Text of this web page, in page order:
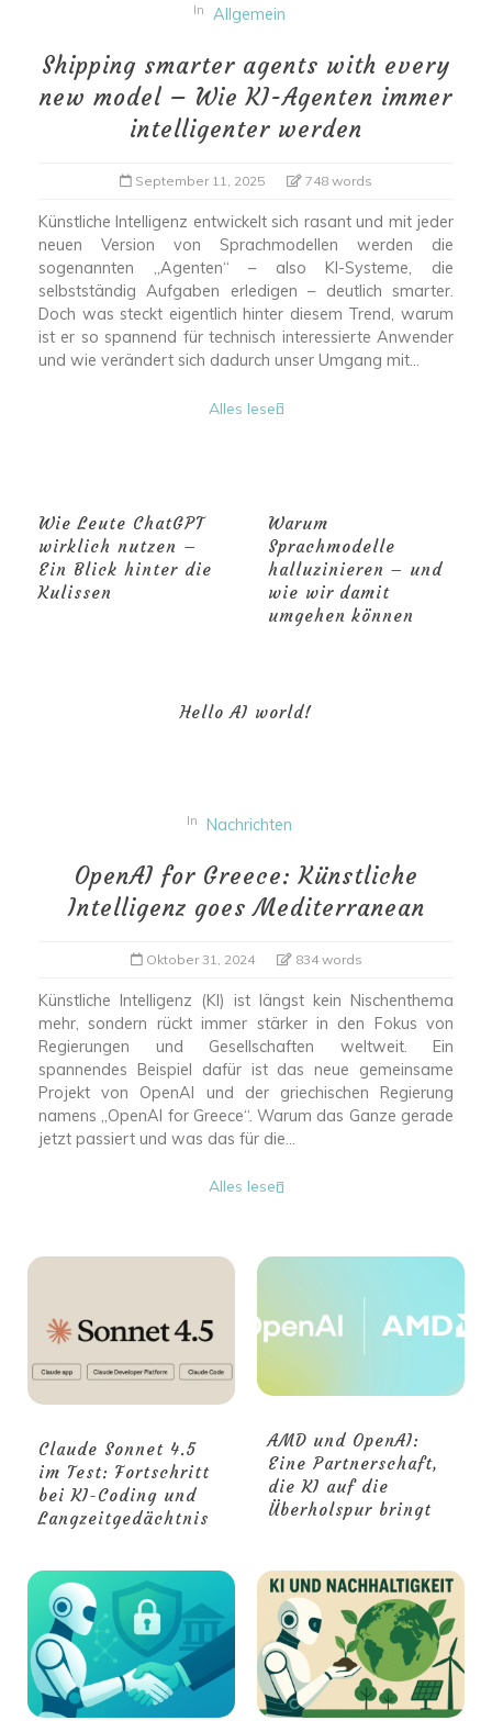
In Allgemein
Shipping smarter agents with every
new model – Wie KI-Agenten immer
intelligenter werden
September 11, 2025 748 words
Künstliche Intelligenz entwickelt sich rasant und mit jeder
neuen Version von Sprachmodellen werden die
sogenannten „Agenten“ – also KI-Systeme, die
selbstständig Aufgaben erledigen – deutlich smarter.
Doch was steckt eigentlich hinter diesem Trend, warum
ist er so spannend für technisch interessierte Anwender
und wie verändert sich dadurch unser Umgang mit...
Alles lesen
Wie Leute ChatGPT
wirklich nutzen –
Ein Blick hinter die
Kulissen
Warum
Sprachmodelle
halluzinieren – und
wie wir damit
umgehen können
Hello AI world!
In Nachrichten
OpenAI for Greece: Künstliche
Intelligenz goes Mediterranean
Oktober 31, 2024 834 words
Künstliche Intelligenz (KI) ist längst kein Nischenthema
mehr, sondern rückt immer stärker in den Fokus von
Regierungen und Gesellschaften weltweit. Ein
spannendes Beispiel dafür ist das neue gemeinsame
Projekt von OpenAI und der griechischen Regierung
namens „OpenAI for Greece“. Warum das Ganze gerade
jetzt passiert und was das für die...
Alles lesen
Claude Sonnet 4.5
im Test: Fortschritt
bei KI-Coding und
Langzeitgedächtnis
AMD und OpenAI:
Eine Partnerschaft,
die KI auf die
Überholspur bringt